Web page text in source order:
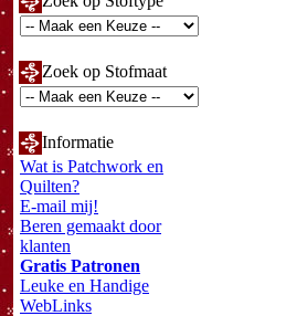
Zoek op Stofmaat
Informatie
Wat is Patchwork en
Quilten?
E-mail mij!
Beren gemaakt door
klanten
Gratis Patronen
Leuke en Handige
WebLinks